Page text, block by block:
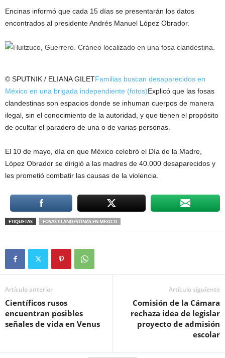
Encinas informó que cada 15 días se presentarán los datos
encontrados al presidente Andrés Manuel López Obrador.
© SPUTNIK / ELIANA GILETFamilias buscan desaparecidos en
México en una brigada independiente (fotos)Explicó que las fosas
clandestinas son espacios donde se inhuman cuerpos de manera
ilegal, sin el conocimiento de la autoridad, y que tienen el propósito
de ocultar el paradero de una o de varias personas.
El 10 de mayo, día en que México celebró el Día de la Madre,
López Obrador se dirigió a las madres de 40.000 desaparecidos y
les prometió combatir las causas de la violencia.
ETIQUETAS FOSAS CLANDESTINAS EN MEXICO
Artículo anterior
Científicos rusos
encuentran posibles
señales de vida en Venus
Artículo siguiente
Comisión de la Cámara
rechaza idea de legislar
proyecto de admisión
escolar